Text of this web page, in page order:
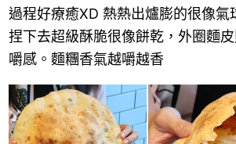
過程好療癒XD 熱熱出爐膨的很像氣
捏下去超級酥脆很像餅乾，外圈麵
嚼感。麵糰香氣越嚼越香